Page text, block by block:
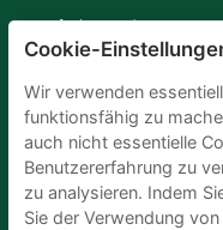
Cookie-
Wir verwenden
funktionsfähig zu
auch nicht essentielle
Benutzererfahrung zu
zu analysieren. Indem
Sie der Verwendung
So funktioniert's
FAQ
Vermieten
Parkplatz vermieten
Für Unternehmen
Verbessern Sie Ihre SDGs
Business-Blog